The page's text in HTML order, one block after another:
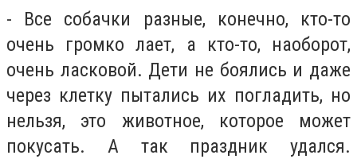
- Все собачки разные, конечно, кто-то
очень громко лает, а кто-то, наоборот,
очень ласковой. Дети не боялись и даже
через клетку пытались их погладить, но
нельзя, это животное, которое может
покусать. А так праздник удался.